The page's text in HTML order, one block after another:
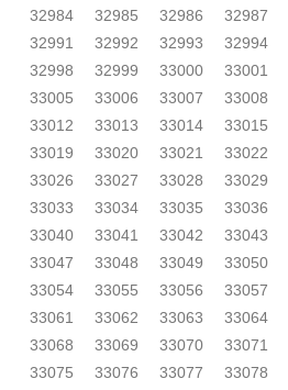
32984 32985 32986 32987
32991
32992 32993 32994
32998
32999 33000 33001
33005
33006 33007 33008
33012
33013 33014 33015
33019
33020 33021 33022
33026
33027 33028 33029
33033
33034 33035 33036
33040
33041 33042 33043
33047
33048 33049 33050
33054
33055 33056 33057
33061
33062 33063 33064
33068
33069 33070 33071
33075
33076 33077 33078